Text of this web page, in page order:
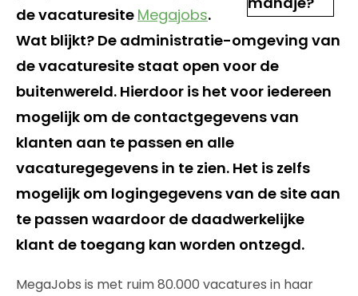
de vacaturesite Megajobs.
Wat blijkt? De administratie-omgeving van
de vacaturesite staat open voor de
buitenwereld. Hierdoor is het voor iedereen
mogelijk om de contactgegevens van
klanten aan te passen en alle
vacaturegegevens in te zien. Het is zelfs
mogelijk om logingegevens van de site aan
te passen waardoor de daadwerkelijke
klant de toegang kan worden ontzegd.
MegaJobs is met ruim 80.000 vacatures in haar